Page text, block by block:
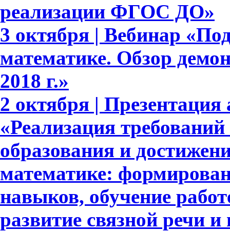
реализации ФГОС ДО»
3 октября | Вебинар
математике. Обзор
2018 г.»
2 октября | Презентация
«Реализация
образования и
математике:
навыков, обучение
развитие связной речи